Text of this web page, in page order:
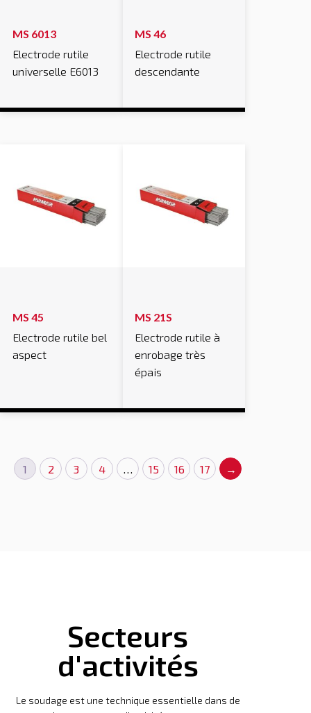
MS 6013
Electrode rutile
universelle E6013
MS 46
Electrode rutile
descendante
MS 45
Electrode rutile bel
aspect
MS 21S
Electrode rutile à
enrobage très
épais
1 2 3 4 … 15 16 17 →
Secteurs
d'activités
Le soudage est une technique essentielle dans de